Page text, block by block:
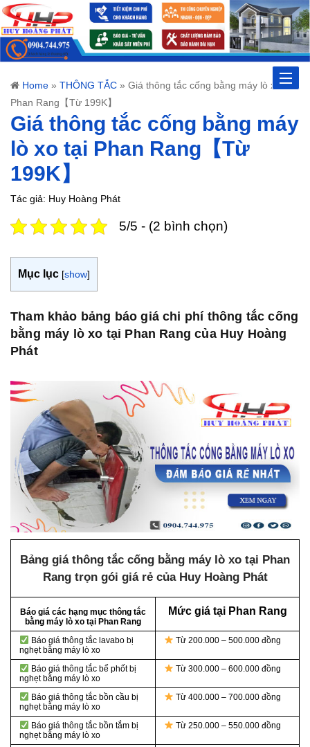
Toggle
Home » THÔNG TẮC » Giá thông tắc cống bằng máy lò xo tại
Phan Rang【Từ 199K】
Giá thông tắc cống bằng máy
lò xo tại Phan Rang【Từ
199K】
Tác giả: Huy Hoàng Phát
5/5 - (2 bình chọn)
Mục lục [show]
Tham khảo bảng báo giá chi phí thông tắc cống
bằng máy lò xo tại Phan Rang của Huy Hoàng
Phát
Bảng giá thông tắc cống bằng máy lò xo tại Phan
Rang trọn gói giá rẻ của Huy Hoàng Phát
Báo giá các hạng mục thông tắc
bằng máy lò xo tại Phan Rang
Mức giá tại Phan Rang
Báo giá thông tắc lavabo bị
nghẹt bằng máy lò xo
Từ 200.000 – 500.000 đồng
Báo giá thông tắc bể phốt bị
nghẹt bằng máy lò xo
Từ 300.000 – 600.000 đồng
Báo giá thông tắc bồn cầu bị
nghẹt bằng máy lò xo
Từ 400.000 – 700.000 đồng
Báo giá thông tắc bồn tắm bị
nghẹt bằng máy lò xo
Từ 250.000 – 550.000 đồng